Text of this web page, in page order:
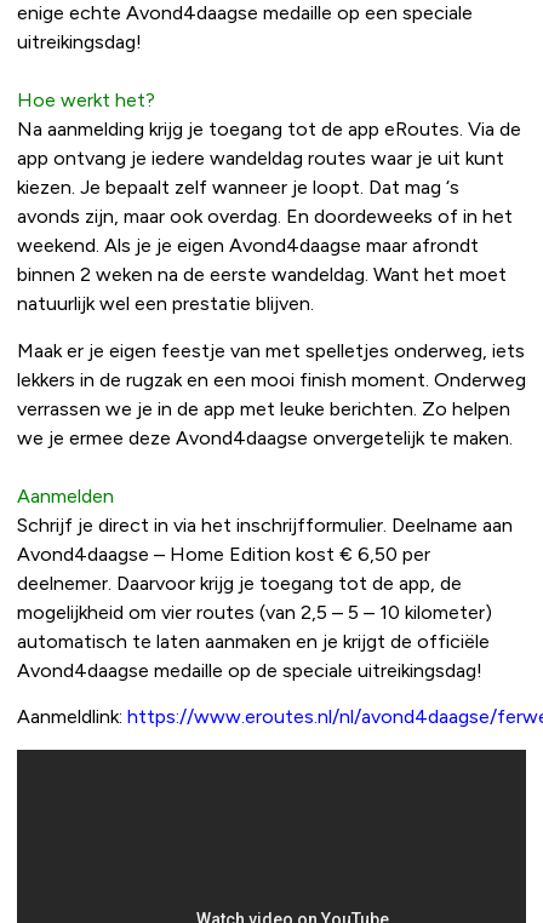
enige echte Avond4daagse medaille op een speciale
uitreikingsdag!
Hoe werkt het?
Na aanmelding krijg je toegang tot de app eRoutes. Via de
app ontvang je iedere wandeldag routes waar je uit kunt
kiezen. Je bepaalt zelf wanneer je loopt. Dat mag ‘s
avonds zijn, maar ook overdag. En doordeweeks of in het
weekend. Als je je eigen Avond4daagse maar afrondt
binnen 2 weken na de eerste wandeldag. Want het moet
natuurlijk wel een prestatie blijven.
Maak er je eigen feestje van met spelletjes onderweg, iets
lekkers in de rugzak en een mooi finish moment. Onderweg
verrassen we je in de app met leuke berichten. Zo helpen
we je ermee deze Avond4daagse onvergetelijk te maken.
Aanmelden
Schrijf je direct in via het inschrijfformulier. Deelname aan
Avond4daagse – Home Edition kost € 6,50 per
deelnemer. Daarvoor krijg je toegang tot de app, de
mogelijkheid om vier routes (van 2,5 – 5 – 10 kilometer)
automatisch te laten aanmaken en je krijgt de officiële
Avond4daagse medaille op de speciale uitreikingsdag!
Aanmeldlink: https://www.eroutes.nl/nl/avond4daagse/